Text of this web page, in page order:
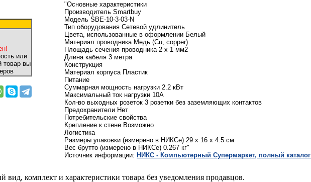
или
товар вы
"Основные характеристики
Производитель Smartbuy
Модель SBE-10-3-03-N
Тип оборудования Сетевой удлинитель
Цвета, использованные в оформлении Белый
Материал проводника Медь (Cu, copper)
Площадь сечения проводника 2 x 1 мм2
Длина кабеля 3 метра
Конструкция
Материал корпуса Пластик
Питание
Суммарная мощность нагрузки 2.2 кВт
Максимальный ток нагрузки 10А
Кол-во выходных розеток 3 розетки без заземляющих контактов
Предохранители Нет
Потребительские свойства
Крепление к стене Возможно
Логистика
Размеры упаковки (измерено в НИКСе) 29 x 16 x 4.5 см
Вес брутто (измерено в НИКСе) 0.267 кг"
Источник информации: НИКС - Компьютерный Cупермаркет, полный
комплект и характеристики товара без уведомления продавцов.